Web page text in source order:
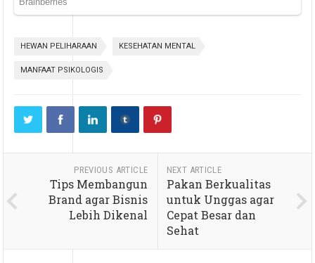
HEWAN PELIHARAAN KESEHATAN MENTAL
MANFAAT PSIKOLOGIS
PREVIOUS ARTICLE
Tips Membangun
Brand agar Bisnis
Lebih Dikenal
NEXT ARTICLE
Pakan Berkualitas
untuk Unggas agar
Cepat Besar dan
Sehat